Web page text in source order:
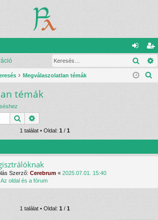
el
ép
eg
is
Megválaszolatlan témák
s
témák
Keresés
1 találat • Oldal: 1 / 1
Szerző: Cerebrum « 2025.07.01. 15:40
Az oldal és a fórum
1 találat • Oldal: 1/ 1